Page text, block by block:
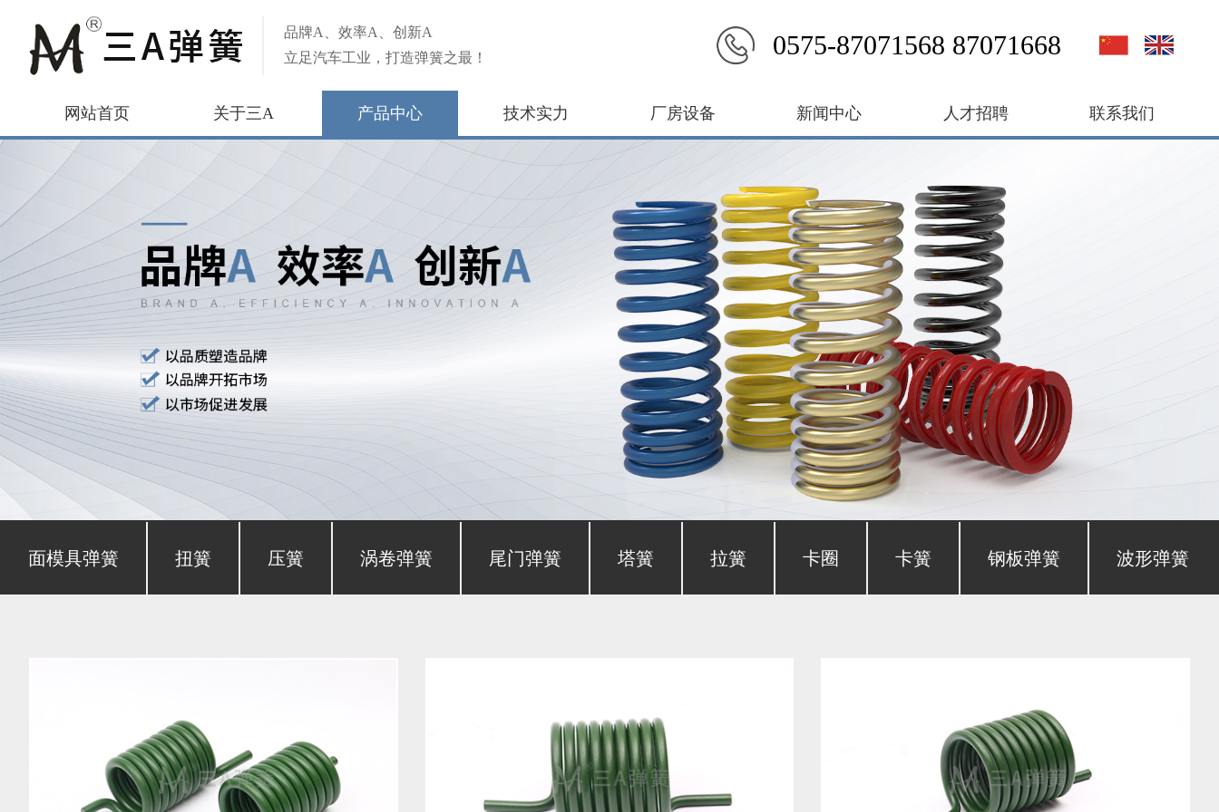
品牌A、效率A、创新A
立足汽车工业，打造弹簧之最！
0575-87071568 87071668
网站首页 关于三A 产品中心 技术实力 厂房设备 新闻中心 人才招聘 联系我们
截面模具弹簧 扭簧 压簧 涡卷弹簧 尾门弹簧 塔簧 拉簧 卡圈 卡簧 钢板弹簧 波形弹簧